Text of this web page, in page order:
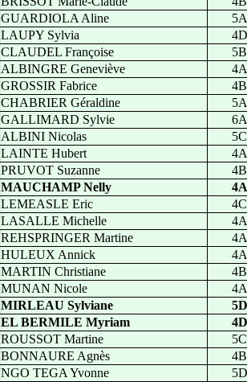
GUARDIOLA Aline
5A
LAUPY Sylvia
4D
CLAUDEL Françoise
5B
ALBINGRE Geneviève
4A
GROSSIR Fabrice
4B
CHABRIER Géraldine
5A
GALLIMARD Sylvie
6A
ALBINI Nicolas
5C
LAINTE Hubert
4A
PRUVOT Suzanne
4B
MAUCHAMP Nelly
4A
LEMEASLE Eric
4C
LASALLE Michelle
4A
REHSPRINGER Martine
4A
HULEUX Annick
4A
MARTIN Christiane
4B
MUNAN Nicole
4A
MIRLEAU Sylviane
5D
EL BERMILE Myriam
4D
ROUSSOT Martine
5C
BONNAURE Agnès
4B
NGO TEGA Yvonne 5D